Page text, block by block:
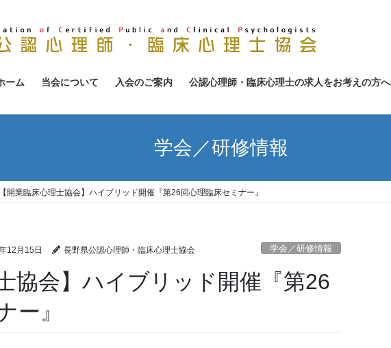
ーム 当会について 入会のご案内 公認心理師・臨床心理士の求人をお考えの方へ
学会／研修情報
【開業臨床心理士協会】ハイブリッド開催『第26回心理臨床セミナー』
12月15日 長野県公認心理師・臨床心理士協会 学会／研修情報
協会】ハイブリッド開催『第26
ー』